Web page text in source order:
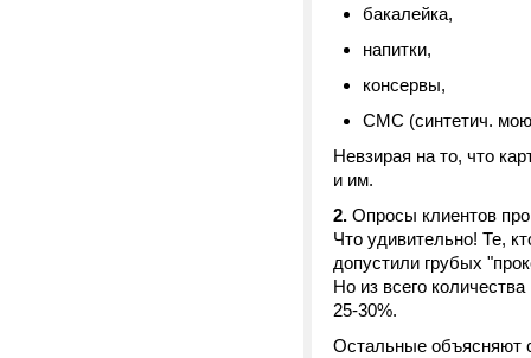
бакалейка,
напитки,
консервы,
CМС (синтетич.
Невзирая на то, что
и им.
2. Опросы клиентов
Что удивительно! Те,
допустили грубых
Но из всего
25-30%.
Остальные объясняют